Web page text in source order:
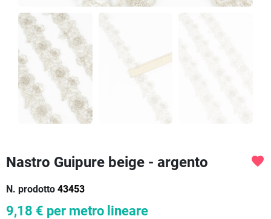
Nastro Guipure beige - argento
N. prodotto 43453
favorite
9,18 € per metro lineare